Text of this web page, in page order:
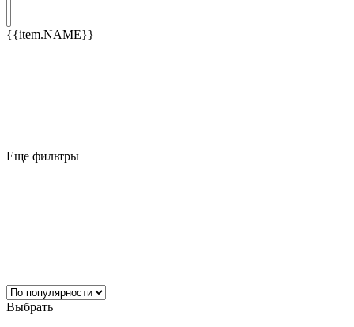
{{item.NAME}}
Еще фильтры
Выбрать